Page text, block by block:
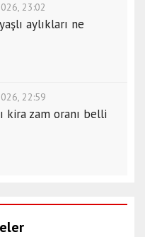
23:02
aylıkları ne
22:59
kira zam oranı belli